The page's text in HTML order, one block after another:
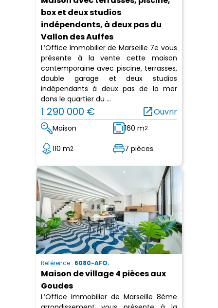
box et deux studios
indépendants, à deux pas du
Vallon des Auffes
L’Office Immobilier de Marseille 7e vous
présente à la vente cette maison
contemporaine avec piscine, terrasses,
double garage et deux studios
indépendants à deux pas de la mer
dans le quartier du ...
1 290 000 € open_in_newOuvrir
Maison 160 m2
110 m2 7 pièces
Référence : 6080-AFO.
Maison de village 4 pièces aux
Goudes
L’Office Immobilier de Marseille 8ème